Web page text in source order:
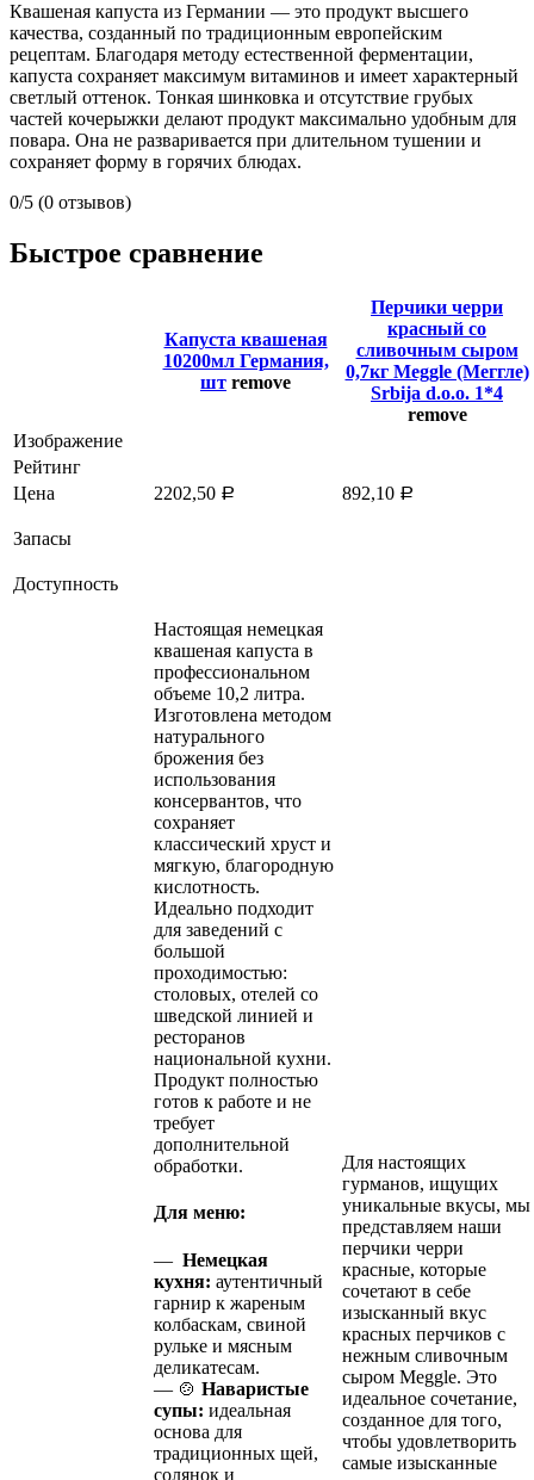
Квашеная капуста из Германии — это продукт высшего
качества, созданный по традиционным европейским
рецептам. Благодаря методу естественной ферментации,
капуста сохраняет максимум витаминов и имеет характерный
светлый оттенок. Тонкая шинковка и отсутствие грубых
частей кочерыжки делают продукт максимально удобным для
повара. Она не разваривается при длительном тушении и
сохраняет форму в горячих блюдах.
0/5 (0 отзывов)
Быстрое сравнение
Капуста квашеная
10200мл Германия,
шт remove
Перчики черри
красный со
сливочным сыром
0,7кг Meggle (Меггле)
Srbija d.o.o. 1*4
remove
Изображение
Рейтинг
Цена
2202,50 Р 892,10 Р
Запасы
Доступность
Настоящая немецкая
квашеная капуста в
профессиональном
объеме 10,2 литра.
Изготовлена методом
натурального
брожения без
использования
консервантов, что
сохраняет
классический хруст и
мягкую, благородную
кислотность.
Идеально подходит
для заведений с
большой
проходимостью:
столовых, отелей со
шведской линией и
ресторанов
национальной кухни.
Продукт полностью
готов к работе и не
требует
дополнительной
обработки.
Для меню:
— Немецкая
кухня: аутентичный
гарнир к жареным
колбаскам, свиной
рульке и мясным
деликатесам.
— 🍲 Наваристые
супы: идеальная
основа для
традиционных щей,
солянок и
Для настоящих
гурманов, ищущих
уникальные вкусы, мы
представляем наши
перчики черри
красные, которые
сочетают в себе
изысканный вкус
красных перчиков с
нежным сливочным
сыром Meggle. Это
идеальное сочетание,
созданное для того,
чтобы удовлетворить
самые изысканные